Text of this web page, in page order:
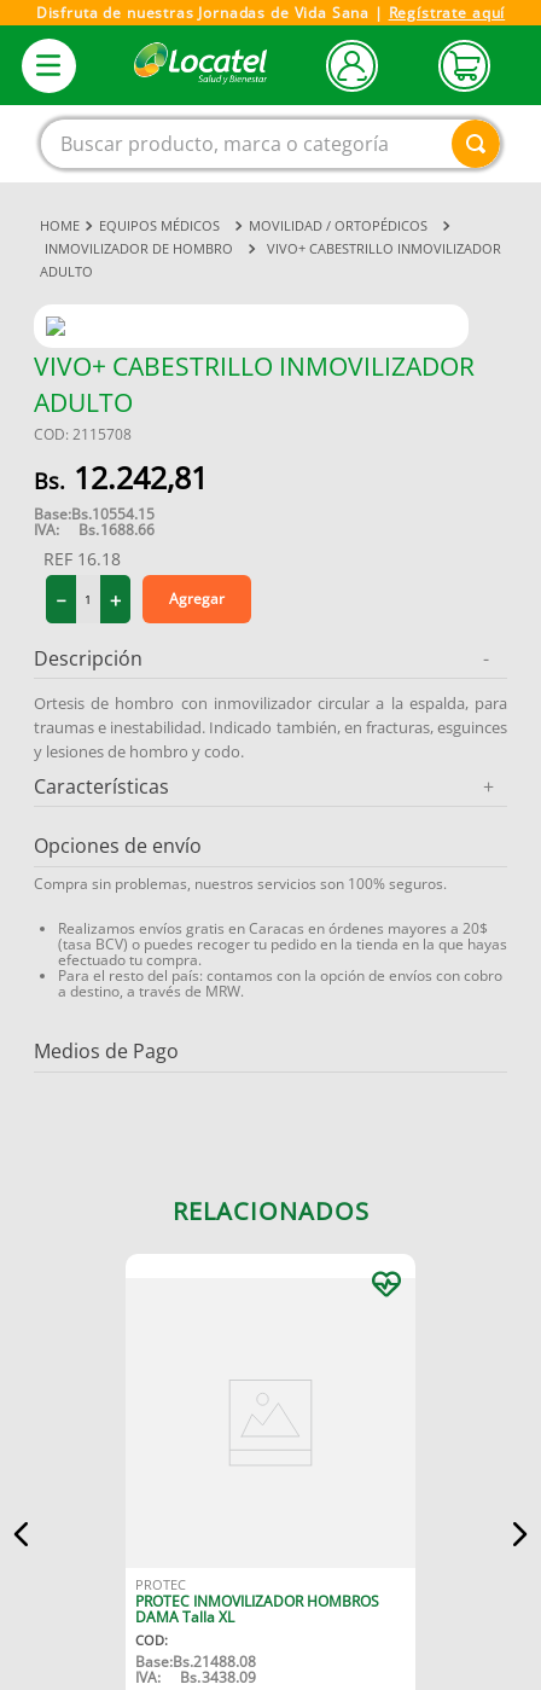
Disfruta de nuestras Jornadas de Vida Sana | Regístrate aquí
Buscar producto, marca o categoría
EQUIPOS MÉDICOS
MOVILIDAD / ORTOPÉDICOS
INMOVILIZADOR DE HOMBRO
VIVO+ CABESTRILLO INMOVILIZADOR
ADULTO
VIVO+ CABESTRILLO INMOVILIZADOR
ADULTO
COD: 2115708
12.242,81
Base:Bs.10554.15
IVA: Bs.1688.66
REF 16.18
＋
－ Agregar
Descripción -
Ortesis de hombro con inmovilizador circular a la espalda, para
traumas e inestabilidad. Indicado también, en fracturas, esguinces
y lesiones de hombro y codo.
Características +
Opciones de envío
Compra sin problemas, nuestros servicios son 100% seguros.
Realizamos envíos gratis en Caracas en órdenes mayores a 20$
(tasa BCV) o puedes recoger tu pedido en la tienda en la que hayas
efectuado tu compra.
Para el resto del país: contamos con la opción de envíos con cobro
a destino, a través de MRW.
Medios de Pago
RELACIONADOS
PROTEC
PROTEC INMOVILIZADOR HOMBROS
DAMA Talla XL
COD:
Base:Bs.21488.08
IVA: Bs.3438.09
1.
magnesio
2.
omega 3
3 .
4.
vitamina c
5.
vitamina
6.
linezolid
7.
champu
8.
miovit
.
medias compresión
protector solar